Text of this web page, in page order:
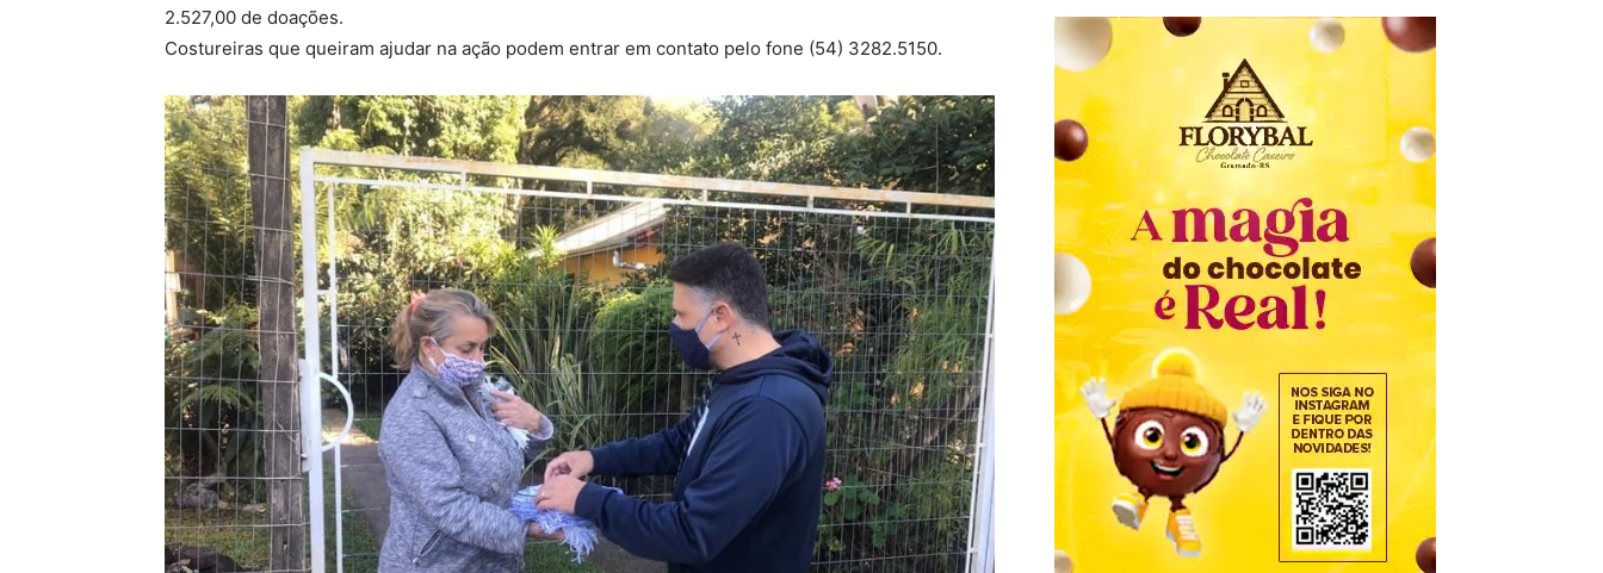
2.527,00 de doações.
Costureiras que queiram ajudar na ação podem entrar em contato pelo fone (54) 3282.5150.